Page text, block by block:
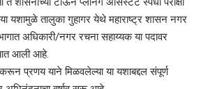
या यशामुळे तालुका गुहागर येथे महाराष्ट्र शासन नगर
अधिकारी/नगर रचना सहाय्यक या पदावर
आली आहे.
प्रणय याने मिळवलेल्या या यशाबद्दल संपूर्ण